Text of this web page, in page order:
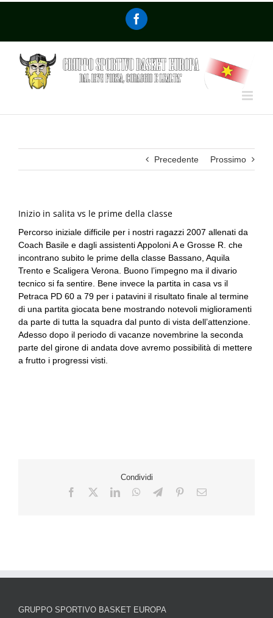
Precedente Prossimo
Inizio in salita vs le prime della classe
Percorso iniziale difficile per i nostri ragazzi 2007 allenati da
Coach Basile e dagli assistenti Appoloni A e Grosse R. che
incontrano subito le prime della classe Bassano, Aquila
Trento e Scaligera Verona. Buono l’impegno ma il divario
tecnico si fa sentire. Bene invece la partita in casa vs il
Petraca PD 60 a 79 per i patavini il risultato finale al termine
di una partita giocata bene mostrando notevoli miglioramenti
da parte di tutta la squadra dal punto di vista dell’attenzione.
Adesso dopo il periodo di vacanze novembrine la seconda
parte del girone di andata dove avremo possibilità di mettere
a frutto i progressi visti.
Condividi
GRUPPO SPORTIVO BASKET EUROPA